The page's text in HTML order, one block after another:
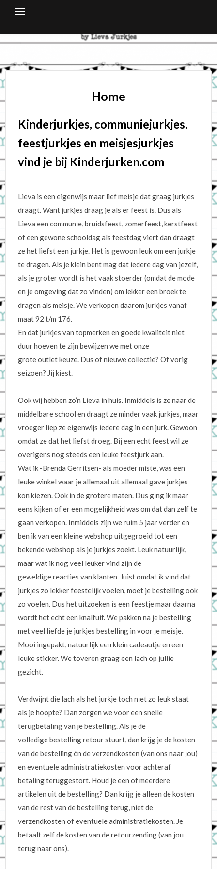
Home
Kinderjurkjes, communiejurkjes,
feestjurkjes en meisjesjurkjes
vind je bij Kinderjurken.com
Lieva is een eigenwijs maar lief meisje dat graag jurkjes
draagt. Want jurkjes draag je als er feest is. Dus als
Lieva een communie, bruidsfeest, zomerfeest, kerstfeest
of een gewone schooldag als feestdag viert dan draagt
ze het liefst een jurkje. Het is gewoon leuk om een jurkje
te dragen. Als je klein bent mag dat iedere dag van jezelf,
als je groter wordt is het vaak stoerder (omdat de mode
en je omgeving dat zo vinden) om lekker een broek te
dragen als meisje. We verkopen daarom jurkjes vanaf
maat 92 t/m 176.
En dat jurkjes van topmerken en goede kwaliteit niet
duur hoeven te zijn bewijzen we met onze
grote outlet keuze. Dus of nieuwe collectie? Of vorig
seizoen? Jij kiest.
Ook wij hebben zo’n Lieva in huis. Inmiddels is ze naar de
middelbare school en draagt ze minder vaak jurkjes, maar
vroeger liep ze eigenwijs iedere dag in een jurk. Gewoon
omdat ze dat het liefst droeg. Bij een echt feest wil ze
overigens nog steeds een leuke feestjurk aan.
Wat ik -Brenda Gerritsen- als moeder miste, was een
leuke winkel waar je allemaal uit allemaal gave jurkjes
kon kiezen. Ook in de grotere maten. Dus ging ik maar
eens kijken of er een mogelijkheid was om dat dan zelf te
gaan verkopen. Inmiddels zijn we ruim 5 jaar verder en
ben ik van een kleine webshop uitgegroeid tot een
bekende webshop als je jurkjes zoekt. Leuk natuurlijk,
maar wat ik nog veel leuker vind zijn de
geweldige reacties van klanten. Juist omdat ik vind dat
jurkjes zo lekker feestelijk voelen, moet je bestelling ook
zo voelen. Dus het uitzoeken is een feestje maar daarna
wordt het echt een knalfuif. We pakken na je bestelling
met veel liefde je jurkjes bestelling in voor je meisje.
Mooi ingepakt, natuurlijk een klein cadeautje en een
leuke sticker. We toveren graag een lach op jullie
gezicht.
Verdwijnt die lach als het jurkje toch niet zo leuk staat
als je hoopte? Dan zorgen we voor een snelle
terugbetaling van je bestelling. Als je de
volledige bestelling retour stuurt, dan krijg je de kosten
van de bestelling én de verzendkosten (van ons naar jou)
en eventuele administratiekosten voor achteraf
betaling teruggestort. Houd je een of meerdere
artikelen uit de bestelling? Dan krijg je alleen de kosten
van de rest van de bestelling terug, niet de
verzendkosten of eventuele administratiekosten. Je
betaalt zelf de kosten van de retourzending (van jou
terug naar ons).